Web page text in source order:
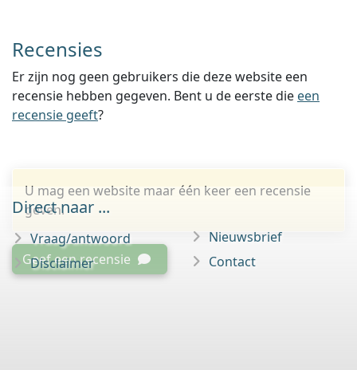
Recensies
Er zijn nog geen gebruikers die deze website een
recensie hebben gegeven. Bent u de eerste die een
recensie geeft?
U mag een website maar één keer een recensie
geven.
Geef een recensie
Direct naar ...
Vraag/antwoord
Disclaimer
Nieuwsbrief
Contact